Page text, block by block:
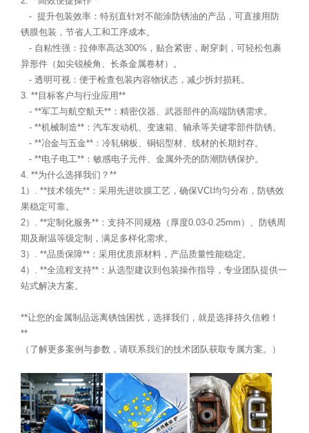
- 提升包装效率：特别直针对不能涂防锈油的产品，可直接用防
锈膜包装，节省人工和工序成本。
- 自粘性强：拉伸率高达300%，贴合紧密，耐穿刺，可轻松包裹
异形件（如尖锐棱角、长条金属卷材）。
- 透明可视：便于检查包装内容物状态，减少拆封损耗。
3. **目标客户与行业应用**
- **军工与航空航天**：精密仪器、武器部件的高端防锈需求。
- **机械制造**：汽车发动机、变速箱、轴承等关键零部件防锈。
- **冶金与五金**：冷轧钢板、铜铝型材、线材的长期封存。
- **电子电工**：敏感电子元件、金属外壳的防潮防锈保护。
4. **为什么选择我们？**
1）. **技术领先**：采用先进吹膜工艺，确保VCI均匀分布，防锈效
果稳定可靠。
2）. **定制化服务**：支持不同规格（厚度0.03-0.25mm）、防锈周
期及耐温等级定制，满足多样化需求。
3）. **品质保障**：采用优质原材料，产品质量性能稳定。
4）. **全流程支持**：从选型建议到包装操作指导，专业团队提供一
站式解决方案。
**让您的金属制品远离锈蚀困扰，选择我们，就是选择持久信赖！
**
（了解更多案例与参数，请联系我们的技术团队获取专属方案。）